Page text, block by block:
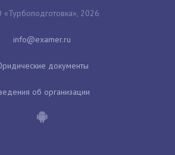
2026
документы
об организации